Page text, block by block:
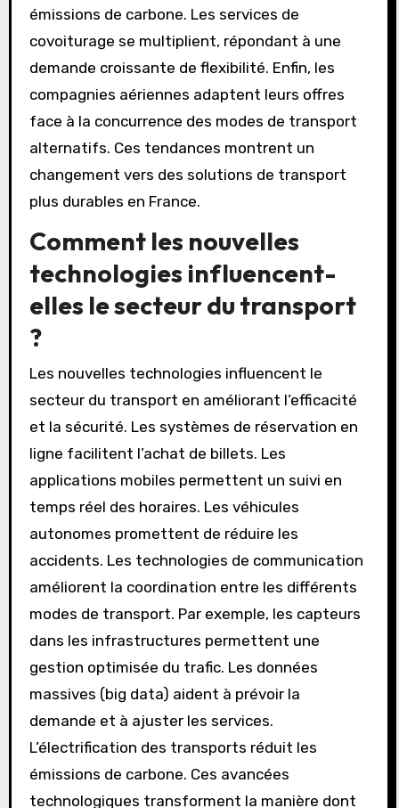
infrastructures ferroviaires est également en
hausse. Le réseau de trains à grande vitesse
(TGV) s’étend, facilitant les déplacements
interurbains. Parallèlement, l’usage des vélos
en libre-service connaît une forte croissance.
Cela s’inscrit dans une volonté de réduire les
émissions de carbone. Les services de
covoiturage se multiplient, répondant à une
compagnies aériennes adaptent leurs offres
face à la concurrence des modes de transport
alternatifs. Ces tendances montrent un
changement vers des solutions de transport
Comment les nouvelles
technologies influencent-
elles le secteur du transport
?
Les nouvelles technologies influencent le
secteur du transport en améliorant l’efficacité
et la sécurité. Les systèmes de réservation en
ligne facilitent l’achat de billets. Les
applications mobiles permettent un suivi en
temps réel des horaires. Les véhicules
autonomes promettent de réduire les
accidents. Les technologies de communication
améliorent la coordination entre les différents
modes de transport. Par exemple, les capteurs
dans les infrastructures permettent une